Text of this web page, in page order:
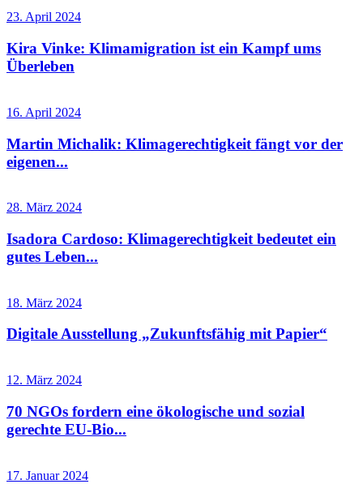
23. April 2024
Kira Vinke: Klimamigration ist ein Kampf ums
Überleben
16. April 2024
Martin Michalik: Klimagerechtigkeit fängt vor der
eigenen...
28. März 2024
Isadora Cardoso: Klimagerechtigkeit bedeutet ein
gutes Leben...
18. März 2024
Digitale Ausstellung „Zukunftsfähig mit Papier“
12. März 2024
70 NGOs fordern eine ökologische und sozial
gerechte EU-Bio...
17. Januar 2024